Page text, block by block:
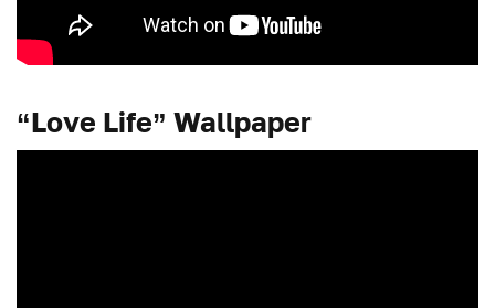
“Love Life” Wallpaper